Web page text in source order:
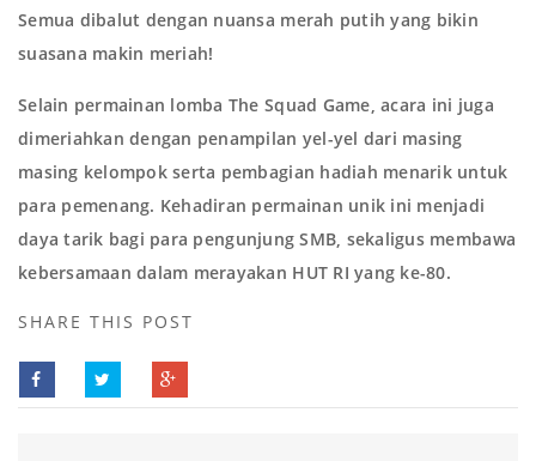
Semua dibalut dengan nuansa merah putih yang bikin
suasana makin meriah!
Selain permainan lomba The Squad Game, acara ini juga
dimeriahkan dengan penampilan yel-yel dari masing
masing kelompok serta pembagian hadiah menarik untuk
para pemenang. Kehadiran permainan unik ini menjadi
daya tarik bagi para pengunjung SMB, sekaligus membawa
kebersamaan dalam merayakan HUT RI yang ke-80.
SHARE THIS POST